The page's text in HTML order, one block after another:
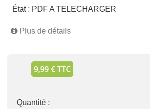
État : PDF A TELECHARGER
Plus de détails
9,99 € TTC
Quantité :